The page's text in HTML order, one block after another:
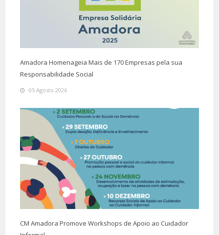
Amadora Homenageia Mais de 170 Empresas pela sua
Responsabilidade Social
05 Agosto 2026
CM Amadora Promove Workshops de Apoio ao Cuidador